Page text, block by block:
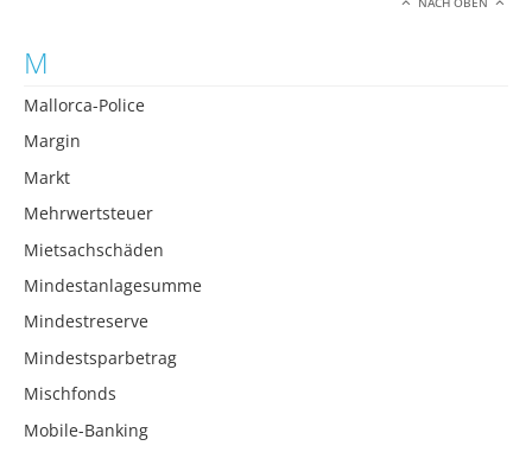
NACH OBEN
M
Mallorca-Police
Margin
Markt
Mehrwertsteuer
Mietsachschäden
Mindestanlagesumme
Mindestreserve
Mindestsparbetrag
Mischfonds
Mobile-Banking